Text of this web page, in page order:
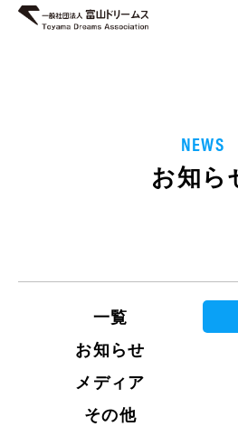
NEWS
お知ら
一覧
お知らせ
メディア
その他